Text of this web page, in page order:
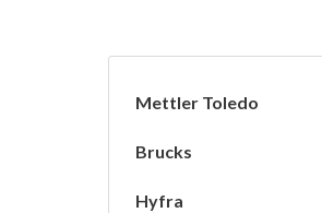
Mettler Toledo
Brucks
Hyfra